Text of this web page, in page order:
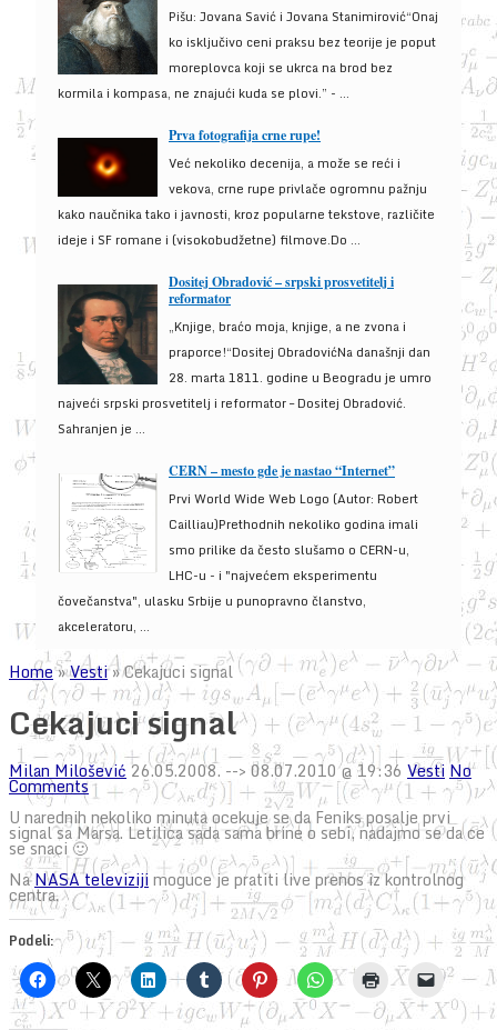
Pišu: Jovana Savić i Jovana Stanimirović“Onaj
ko isključivo ceni praksu bez teorije je poput
moreplovca koji se ukrca na brod bez
kormila i kompasa, ne znajući kuda se plovi.” - ...
Prva fotografija crne rupe!
Već nekoliko decenija, a može se reći i
vekova, crne rupe privlače ogromnu pažnju
kako naučnika tako i javnosti, kroz popularne tekstove, različite
ideje i SF romane i (visokobudžetne) filmove.Do ...
Dositej Obradović – srpski prosvetitelj i
reformator
„Knjige, braćo moja, knjige, a ne zvona i
praporce!“Dositej ObradovićNa današnji dan
28. marta 1811. godine u Beogradu je umro
najveći srpski prosvetitelj i reformator – Dositej Obradović.
Sahranjen je ...
CERN – mesto gde je nastao “Internet”
Prvi World Wide Web Logo (Autor: Robert
Cailliau)Prethodnih nekoliko godina imali
smo prilike da često slušamo o CERN-u,
LHC-u - i "najvećem eksperimentu
čovečanstva", ulasku Srbije u punopravno članstvo,
akceleratoru, ...
Home»Vesti»Cekajuci signal
Cekajuci signal
Milan Milošević 26.05.2008. --> 08.07.2010 @ 19:36 Vesti No
Comments
U narednih nekoliko minuta ocekuje se da Feniks posalje prvi
signal sa Marsa. Letilica sada sama brine o sebi, nadajmo se da ce
se snaci 🙂
NaNASA televiziji moguce je pratiti live prenos iz kontrolnog
centra.
Podeli: